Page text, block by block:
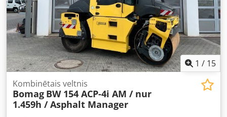
1 / 15
Kombinētais veltnis
Bomag BW 154 ACP-4i AM / nur
1.459h / Asphalt Manager